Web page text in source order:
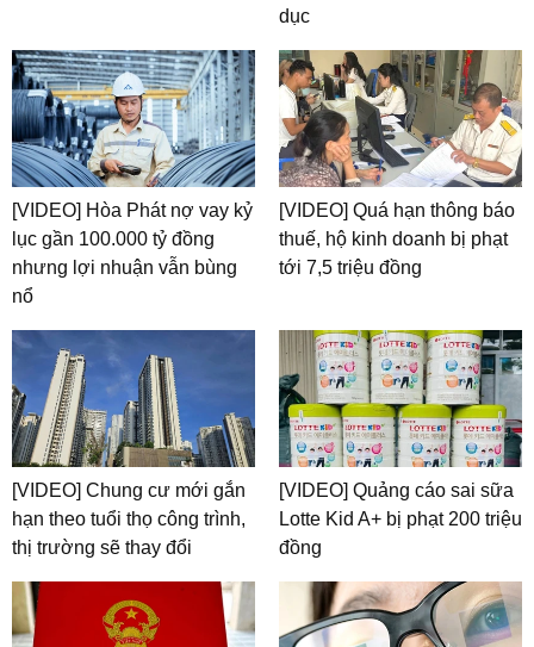
dục
[VIDEO] Hòa Phát nợ vay kỷ
lục gần 100.000 tỷ đồng
nhưng lợi nhuận vẫn bùng
nổ
[VIDEO] Quá hạn thông báo
thuế, hộ kinh doanh bị phạt
tới 7,5 triệu đồng
[VIDEO] Chung cư mới gắn
hạn theo tuổi thọ công trình,
thị trường sẽ thay đổi
[VIDEO] Quảng cáo sai sữa
Lotte Kid A+ bị phạt 200 triệu
đồng